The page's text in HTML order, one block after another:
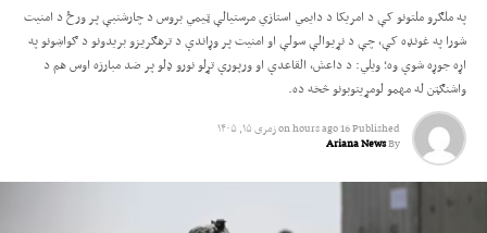
په ملګرو ملتونو کې د امریکا د دایمي استازي مرستیالې ټیمي بروس د چارشنبې پر ورځ د امنیت
شورا په غونډه کې، چې د نړیوالې سولې او امنیت پر وړاندې د ترهګریزو بریدونو د ګواښونو په
اړه جوړه شوې وه؛ ویلي: د داعش، القاعدې او ورپورې تړلو نورو ډلو پر ضد مبارزه اوس هم د
واشنګټن له مهمو لومړیتوبونو څخه ده.
Published
16 hours ago
onزمری ۱۵, ۱۴۰۵
By
Ariana News